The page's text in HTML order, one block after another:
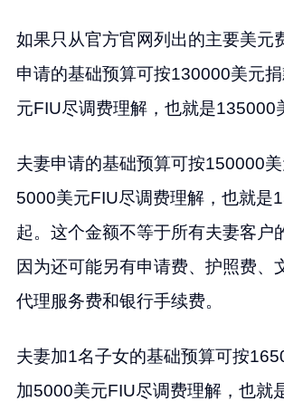
如果只从官方官网列出的主要美元
申请的基础预算可按130000美元
元FIU尽调费理解，也就是135000
夫妻申请的基础预算可按150000
5000美元FIU尽调费理解，也就是
起。这个金额不等于所有夫妻客户
因为还可能另有申请费、护照费、
代理服务费和银行手续费。
夫妻加1名子女的基础预算可按
加5000美元FIU尽调费理解，也就